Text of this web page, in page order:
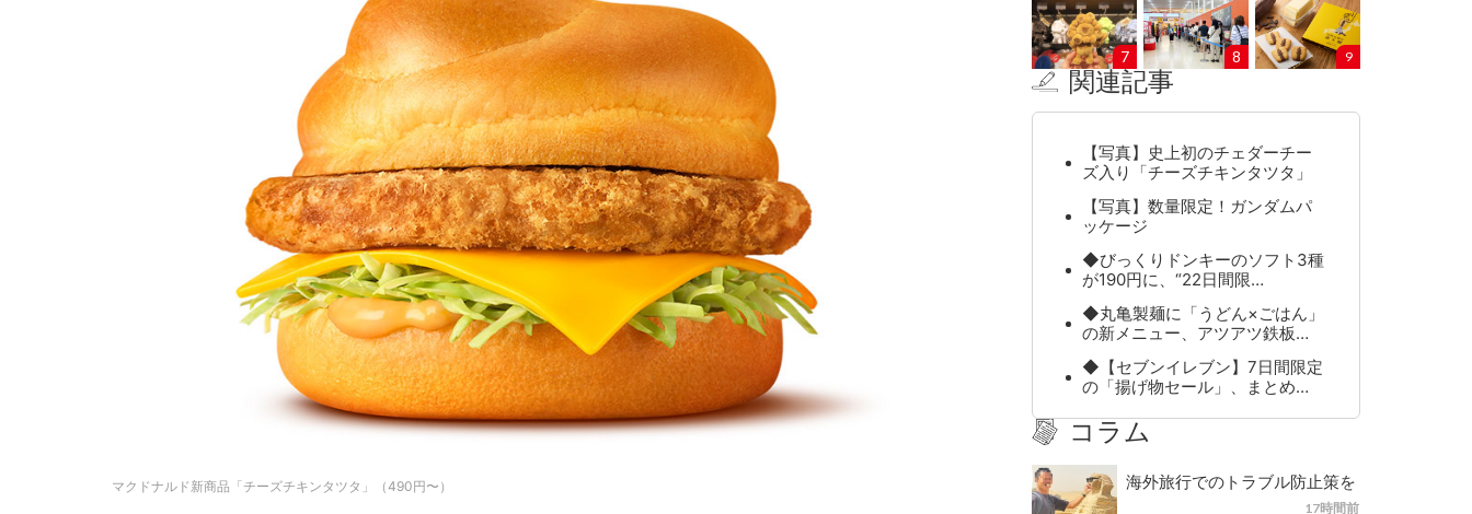
マクドナルド新商品「チーズチキンタツタ」（490円〜）
7 8 9
関連記事
【写真】史上初のチェダーチー
ズ入り「チーズチキンタツタ」
【写真】数量限定！ガンダムパ
ッケージ
◆びっくりドンキーのソフト3種
が190円に、“22日間限…
◆丸亀製麺に「うどん×ごはん」
の新メニュー、アツアツ鉄板…
◆【セブンイレブン】7日間限定
の「揚げ物セール」、まとめ…
コラム
海外旅行でのトラブル防止策を
17時間前